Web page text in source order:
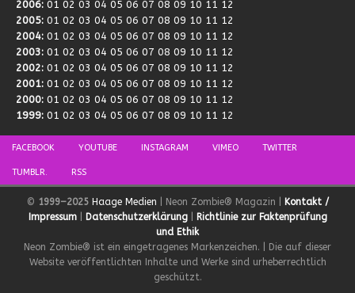
2006: 01 02 03 04 05 06 07 08 09 10 11 12
2005: 01 02 03 04 05 06 07 08 09 10 11 12
2004: 01 02 03 04 05 06 07 08 09 10 11 12
2003: 01 02 03 04 05 06 07 08 09 10 11 12
2002: 01 02 03 04 05 06 07 08 09 10 11 12
2001: 01 02 03 04 05 06 07 08 09 10 11 12
2000: 01 02 03 04 05 06 07 08 09 10 11 12
1999: 01 02 03 04 05 06 07 08 09 10 11 12
FACEBOOK YOUTUBE INSTAGRAM VIMEO TWITTER
TUMBLR. RSS
© 1999–2025 Haage Medien | Neon Zombie® Magazin |
Kontakt /
Impressum| Datenschutzerklärung|
Richtlinie zur Faktenprüfung
und Ethik
Neon Zombie® ist ein eingetragenes Markenzeichen. | Die auf dieser
Website veröffentlichten Inhalte und Werke sind urheberrechtlich
geschützt.